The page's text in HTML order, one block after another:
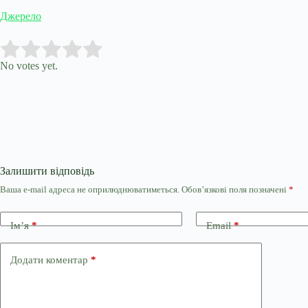
Джерело
Rate this item:
No votes yet.
Залишити відповідь
Ваша e-mail адреса не оприлюднюватиметься. Обов’язкові поля позначені *
Ім’я* Email*
Додати коментар *